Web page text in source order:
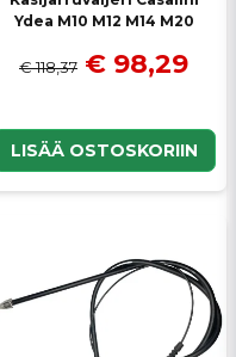
Ydea M10 M12 M14 M20
€ 118,37 € 98,29
LISÄÄ OSTOSKORIIN